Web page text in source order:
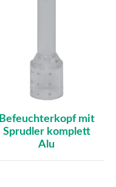
Befeuchterkopf mit
Sprudler komplett
Alu